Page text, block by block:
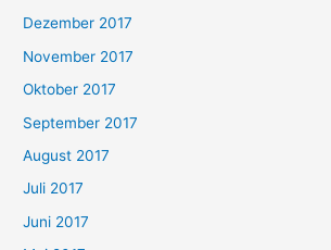
Dezember 2017
November 2017
Oktober 2017
September 2017
August 2017
Juli 2017
Juni 2017